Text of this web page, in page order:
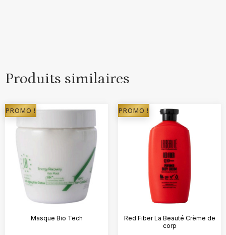
Produits similaires
PROMO !
Masque Bio Tech
PROMO !
Red Fiber La Beauté Crème de
corp